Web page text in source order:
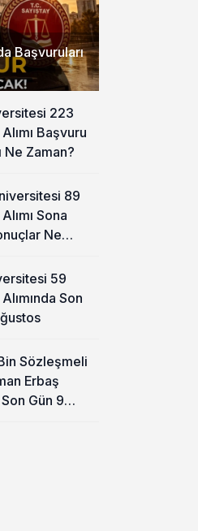
Başvuruları
223
Başvuru
Ne Zaman?
89
Sona
Ne
59
Son
Sözleşmeli
Erbaş
Son Gün 9